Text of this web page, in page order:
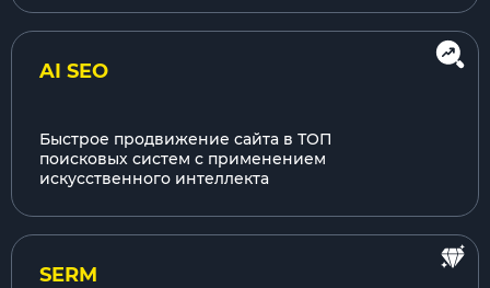
AI SEO
Быстрое продвижение сайта в ТОП
поисковых систем с применением
искусственного интеллекта
SERM